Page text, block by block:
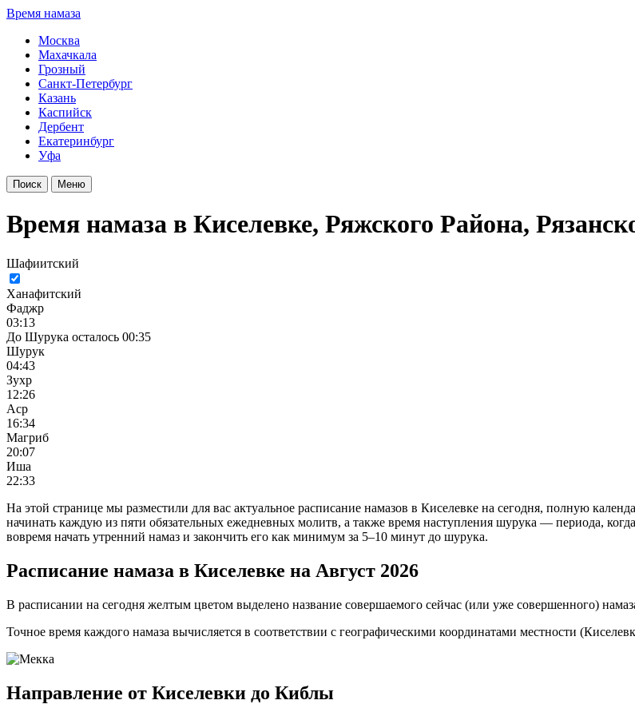
Время намаза
Москва
Махачкала
Грозный
Санкт-Петербург
Казань
Каспийск
Дербент
Екатеринбург
Уфа
Поиск Меню
Время намаза в Киселевке, Ряжского Района,
Шафиитский
Ханафитский
Фаджр
03:13
До Шурука осталось 00:35
Шурук
04:43
Зухр
12:26
Аср
16:34
Магриб
20:07
Иша
22:33
На этой странице мы разместили для вас актуальное расписание намазов в Киселевке на сегодня, полную
начинать каждую из пяти обязательных ежедневных молитв, а также время наступления шурука — периода,
вовремя начать утренний намаз и закончить его как минимум за 5–10 минут до шурука.
Расписание намаза в Киселевке на Август 2026
В расписании на сегодня желтым цветом выделено название совершаемого сейчас (или уже совершенного)
Точное время каждого намаза вычисляется в соответствии с географическими координатами местности
Направление от Киселевки до Киблы